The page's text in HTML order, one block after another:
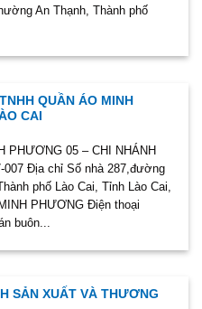
An Thạnh, Thành phố
QUẦN ÁO MINH
CAI
PHƯƠNG 05 – CHI NHÁNH
007 Địa chỉ Số nhà 287,đường
phố Lào Cai, Tỉnh Lào Cai,
PHƯƠNG Điện thoại
buôn...
SẢN XUẤT VÀ THƯƠNG